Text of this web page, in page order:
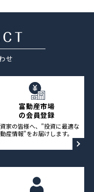
せ
富動産市場
の会員登録
家の皆様へ、"投資に最適な
産情報"をお届けします。